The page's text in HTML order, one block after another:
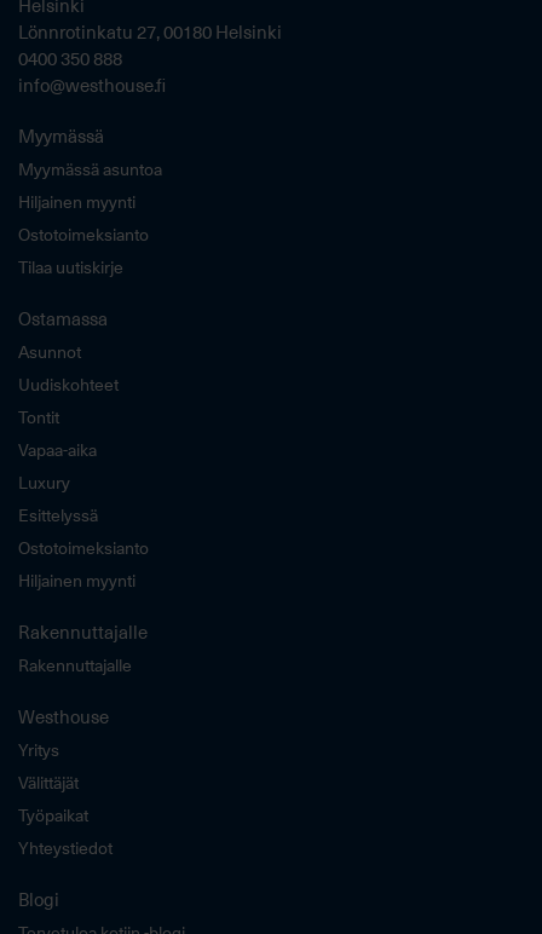
Lönnrotinkatu 27, 00180 Helsinki
0400 350 888
info@westhouse.fi
Myymässä
Myymässä asuntoa
Hiljainen myynti
Ostotoimeksianto
Tilaa uutiskirje
Ostamassa
Asunnot
Uudiskohteet
Tontit
Vapaa-aika
Luxury
Esittelyssä
Ostotoimeksianto
Hiljainen myynti
Rakennuttajalle
Rakennuttajalle
Westhouse
Yritys
Välittäjät
Työpaikat
Yhteystiedot
Blogi